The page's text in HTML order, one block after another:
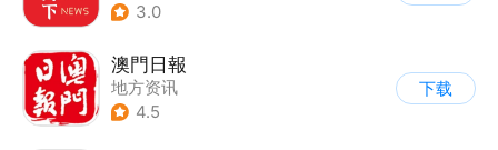
3.0
澳門日報
地方资讯
4.5
下载